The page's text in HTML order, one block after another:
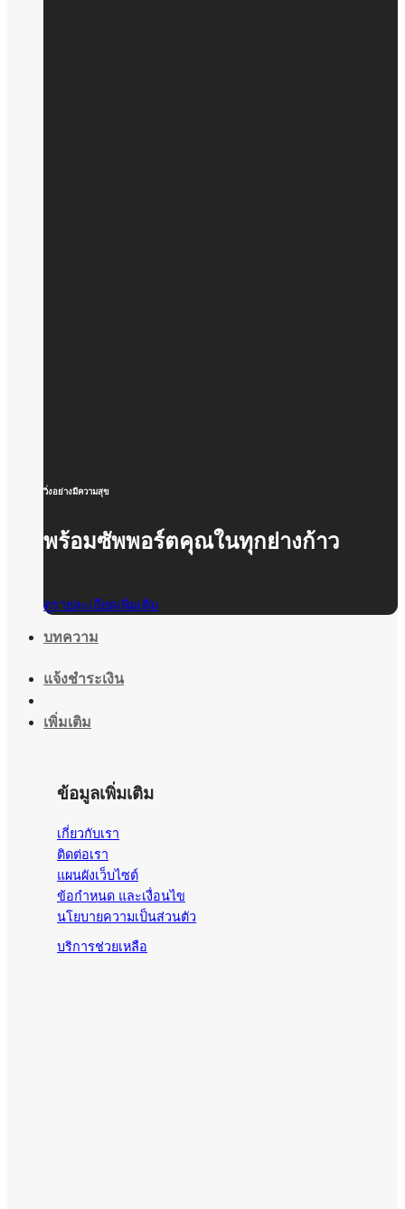
วิ่งอย่างมีความสุข
พร้อมซัพพอร์ตคุณในทุกย่างก้าว
ดูรายละเอียดเพิ่มเติม
บทความ
แจ้งชำระเงิน
เพิ่มเติม
ข้อมูลเพิ่มเติม
เกี่ยวกับเรา
ติดต่อเรา
แผนผังเว็บไซต์
ข้อกำหนด และเงื่อนไข
นโยบายความเป็นส่วนตัว
บริการช่วยเหลือ